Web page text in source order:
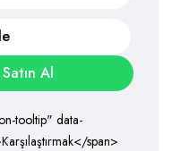
Al
tooltip" data-
span>